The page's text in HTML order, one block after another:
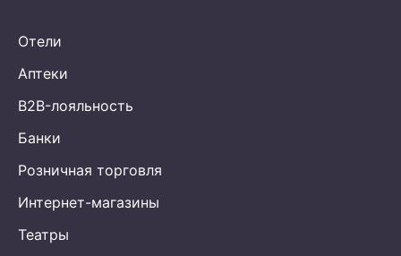
Отели
Аптеки
B2B-лояльность
Банки
Розничная торговля
Интернет-магазины
Театры